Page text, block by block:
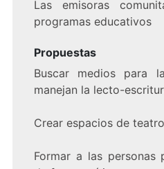
Las emisoras
programas educativos
Propuestas
Buscar medios para
manejan la lecto-
Crear espacios de
Formar a las personas